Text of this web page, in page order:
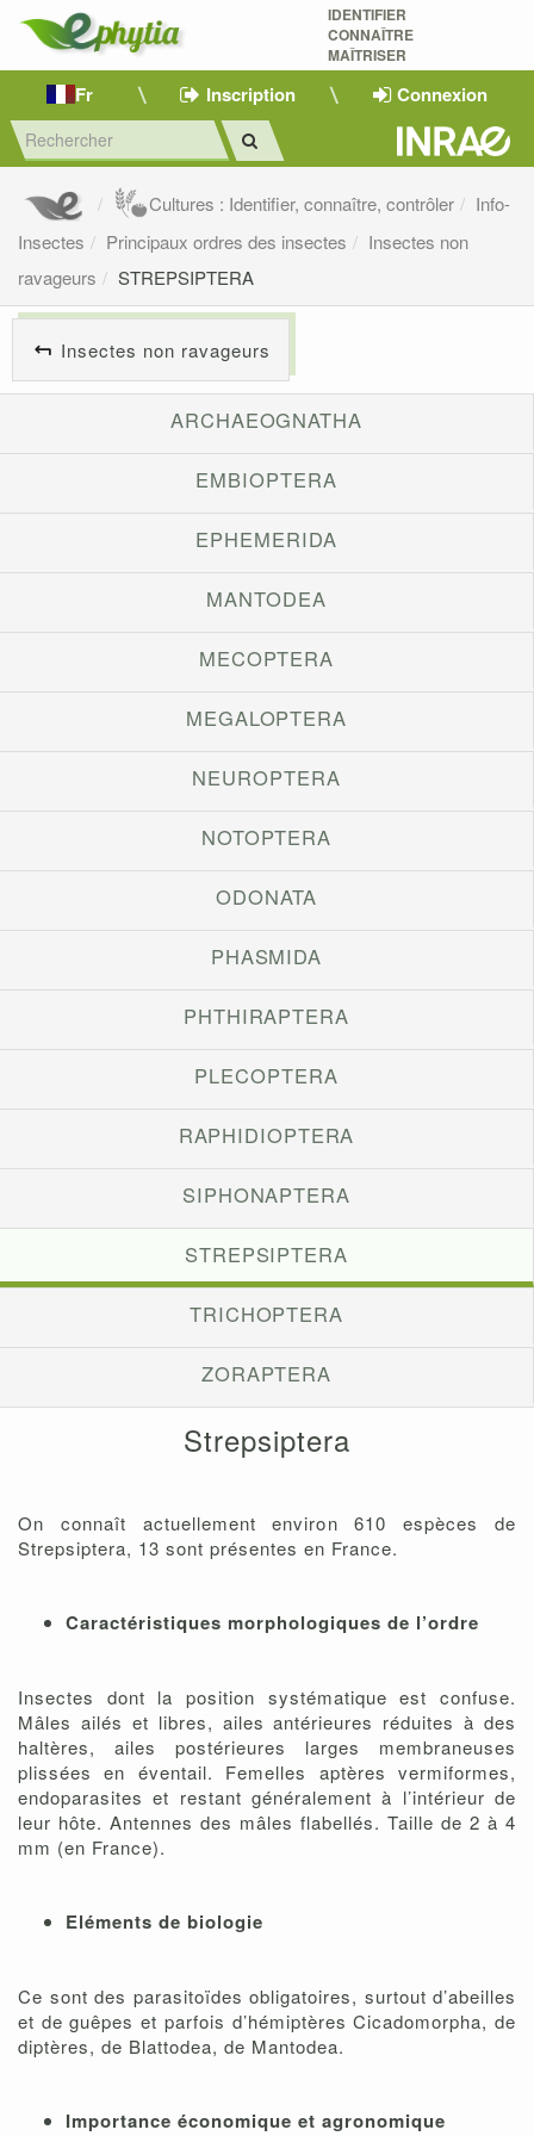
IDENTIFIER
CONNAÎTRE
MAÎTRISER
Fr Inscription Connexion
Cultures : Identifier, connaître, contrôler
Info-
Insectes
Principaux ordres des insectes
Insectes non
ravageurs
STREPSIPTERA
Insectes non ravageurs
ARCHAEOGNATHA
EMBIOPTERA
EPHEMERIDA
MANTODEA
MECOPTERA
MEGALOPTERA
NEUROPTERA
NOTOPTERA
ODONATA
PHASMIDA
PHTHIRAPTERA
PLECOPTERA
RAPHIDIOPTERA
SIPHONAPTERA
STREPSIPTERA
TRICHOPTERA
ZORAPTERA
Strepsiptera
On connaît actuellement environ 610 espèces de
Strepsiptera, 13 sont présentes en France.
Caractéristiques morphologiques de l’ordre
Insectes dont la position systématique est confuse.
Mâles ailés et libres, ailes antérieures réduites à des
haltères, ailes postérieures larges membraneuses
plissées en éventail. Femelles aptères vermiformes,
endoparasites et restant généralement à l’intérieur de
leur hôte. Antennes des mâles flabellés. Taille de 2 à 4
mm (en France).
Eléments de biologie
Ce sont des parasitoïdes obligatoires, surtout d’abeilles
et de guêpes et parfois d’hémiptères Cicadomorpha, de
diptères, de Blattodea, de Mantodea.
Importance économique et agronomique